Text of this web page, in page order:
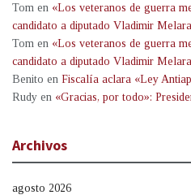
Tom en «Los veteranos de guerra
candidato a diputado Vladimir Melara
Tom en «Los veteranos de guerra
candidato a diputado Vladimir Melara
Benito en Fiscalía aclara «Ley
Rudy en «Gracias, por todo»:
Archivos
agosto 2026